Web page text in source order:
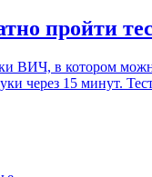
пройти
ВИЧ, в котором
через 15 минут.